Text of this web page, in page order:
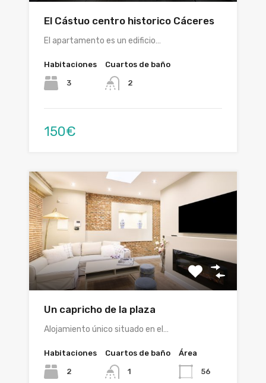
El Cástuo centro historico Cáceres
El apartamento es un edificio…
Habitaciones
3
Cuartos de baño
2
150€
Un capricho de la plaza
Alojamiento único situado en el…
Habitaciones
2
Cuartos de baño
1
Área
56